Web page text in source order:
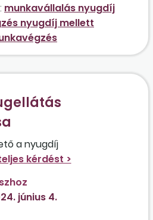
munkavállalás nyugdíj
nyugdíj mellett
a nyugdíj
június 4.